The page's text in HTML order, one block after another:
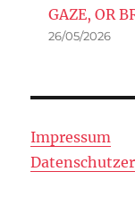
GAZE, OR
26/05/2026
Impressum